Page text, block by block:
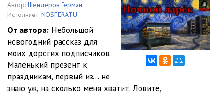
Автор: Шендеров Герман
Исполняет: NOSFERATU
От автора: Небольшой
новогодний рассказ для
моих дорогих подписчиков.
Маленький презент к
праздникам, первый из… не
знаю уж, на сколько меня хватит. Ловите,